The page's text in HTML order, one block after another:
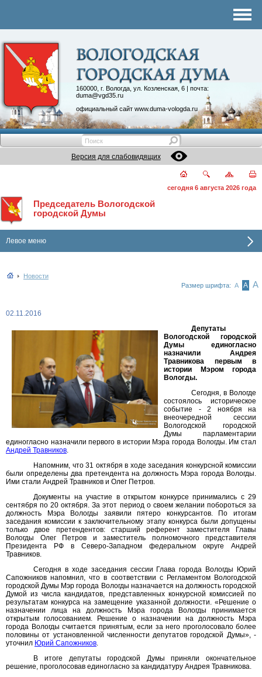
160000, г. Вологда, ул. Козленская, 6 | почта:
duma@vgd35.ru
официальный сайт www.duma-vologda.ru
Контакты
Депутатские объединения
Версия для слабовидящих
сегодня 6 августа 2026 года
Председатель Вологодской
городской Думы
Левое меню
Новости
Размер шрифта: А А А
02.11.2016
Депутаты
Вологодской городской
Думы единогласно
назначили Андрея
Травникова первым в
истории Мэром города
Вологды.
Сегодня, в Вологде
состоялось историческое
событие - 2 ноября на
внеочередной сессии
Вологодской городской
Думы парламентарии
единогласно назначили первого в истории Мэра города Вологды. Им стал
Андрей Травников.
Напомним, что 31 октября в ходе заседания конкурсной комиссии
были определены два претендента на должность Мэра города Вологды.
Ими стали Андрей Травников и Олег Петров.
Документы на участие в открытом конкурсе принимались с 29
сентября по 20 октября. За этот период о своем желании побороться за
должность Мэра Вологды заявили пятеро конкурсантов. По итогам
заседания комиссии к заключительному этапу конкурса были допущены
только двое претендентов: старший референт заместителя Главы
Вологды Олег Петров и заместитель полномочного представителя
Президента РФ в Северо-Западном федеральном округе Андрей
Травников.
Сегодня в ходе заседания сессии Глава города Вологды Юрий
Сапожников напомнил, что в соответствии с Регламентом Вологодской
городской Думы Мэр города Вологды назначается на должность городской
Думой из числа кандидатов, представленных конкурсной комиссией по
результатам конкурса на замещение указанной должности. «Решение о
назначении лица на должность Мэра города Вологды принимается
открытым голосованием. Решение о назначении на должность Мэра
города Вологды считается принятым, если за него проголосовало более
половины от установленной численности депутатов городской Думы», -
уточнил Юрий Сапожников.
В итоге депутаты городской Думы приняли окончательное
решение, проголосовав единогласно за кандидатуру Андрея Травникова.